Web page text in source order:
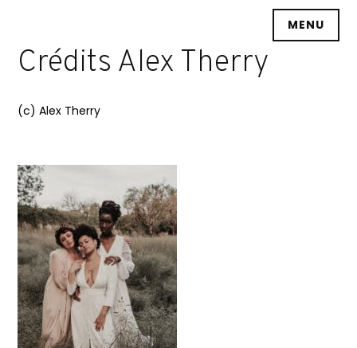
principal
MENU
Crédits Alex Therry
(c) Alex Therry